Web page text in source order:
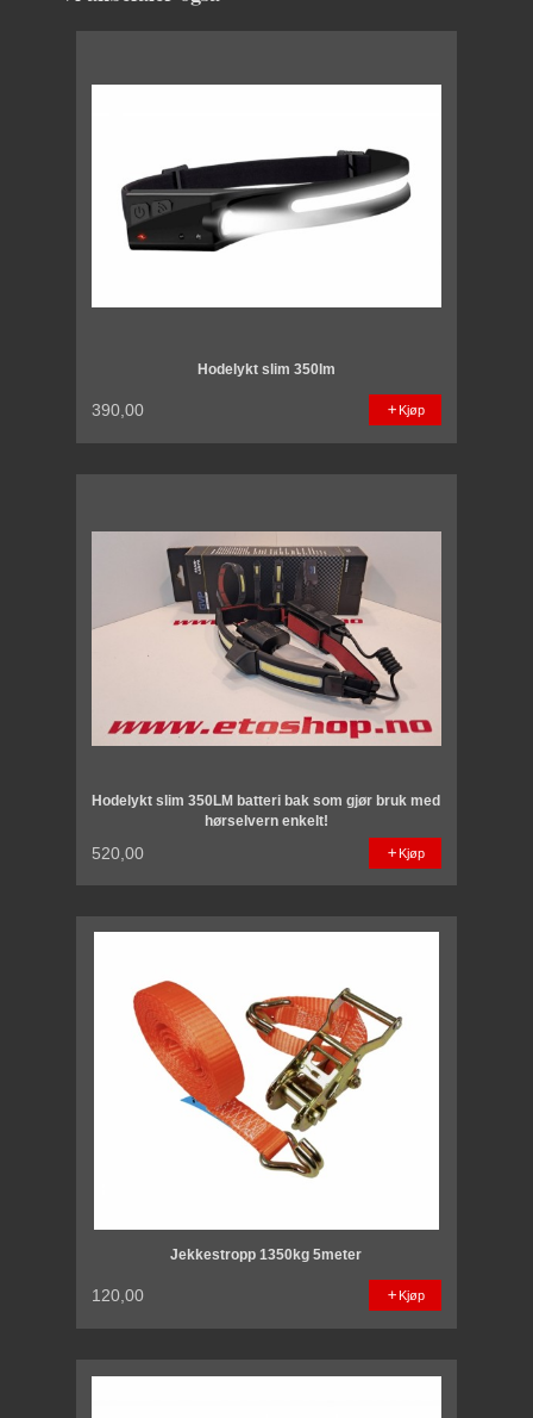
Hodelykt slim 350lm
390,00 Kjøp
Hodelykt slim 350LM batteri bak som gjør bruk med
hørselvern enkelt!
520,00 Kjøp
Jekkestropp 1350kg 5meter
120,00 Kjøp